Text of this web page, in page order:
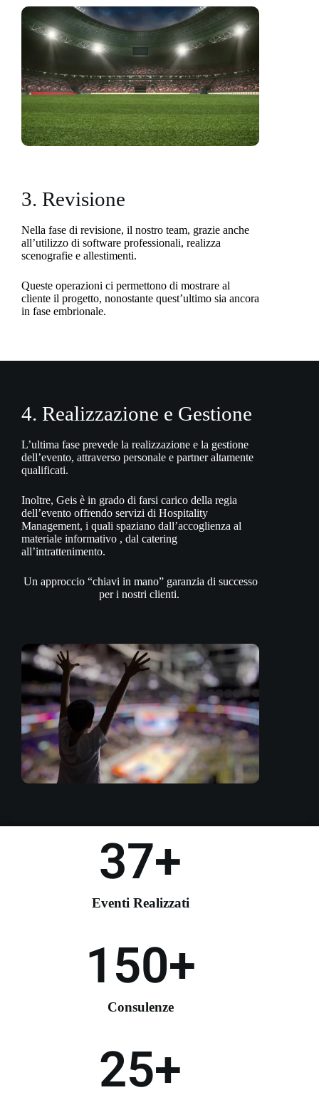
3. Revisione
Nella fase di revisione, il nostro team, grazie anche
all’utilizzo di software professionali, realizza
scenografie e allestimenti.
Queste operazioni ci permettono di mostrare al
cliente il progetto, nonostante quest’ultimo sia ancora
in fase embrionale.
4. Realizzazione e Gestione
L’ultima fase prevede la realizzazione e la gestione
dell’evento, attraverso personale e partner altamente
qualificati.
Inoltre, Geis è in grado di farsi carico della regia
dell’evento offrendo servizi di Hospitality
Management, i quali spaziano dall’accoglienza al
materiale informativo , dal catering
all’intrattenimento.
Un approccio “chiavi in mano” garanzia di successo
per i nostri clienti.
Eventi Realizzati
37+
Consulenze
150+
25+